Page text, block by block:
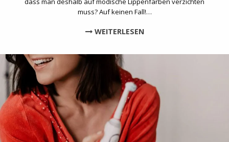
muss? Auf keinen Fall!…
WEITERLESEN